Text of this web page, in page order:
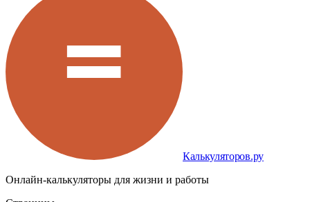
Калькуляторов.ру
Онлайн-калькуляторы для жизни и работы